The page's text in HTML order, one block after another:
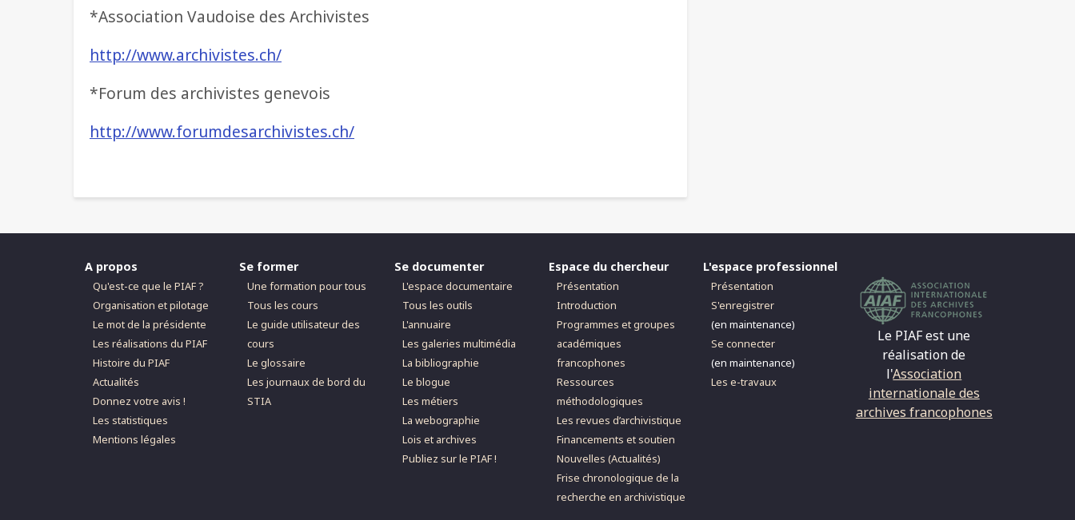
*Association Vaudoise des Archivistes
http://www.archivistes.ch/
*Forum des archivistes genevois
http://www.forumdesarchivistes.ch/
A propos
Qu'est-ce que le PIAF ?
Organisation et pilotage
Le mot de la présidente
Les réalisations du PIAF
Histoire du PIAF
Actualités
Donnez votre avis !
Les statistiques
Mentions légales
Se former
Une formation pour tous
Tous les cours
Le guide utilisateur des
cours
Le glossaire
Les journaux de bord du
STIA
Se documenter
L'espace documentaire
Tous les outils
L'annuaire
Les galeries multimédia
La bibliographie
Le blogue
Les métiers
La webographie
Lois et archives
Publiez sur le PIAF !
Espace du chercheur
Présentation
Introduction
Programmes et groupes
académiques
francophones
Ressources
méthodologiques
Les revues d’archivistique
Financements et soutien
Nouvelles (Actualités)
Frise chronologique de la
recherche en archivistique
L'espace professionnel
Présentation
S'enregistrer
(en maintenance)
Se connecter
(en maintenance)
Les e-travaux
Le PIAF est une
réalisation de
l'Association
internationale des
archives francophones